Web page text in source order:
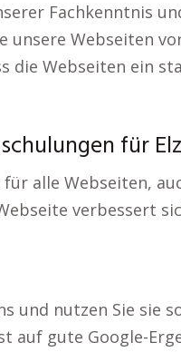
Fachkenntnis
unsere Webseiten
die Webseiten ein
für
alle Webseiten,
verbessert
und nutzen Sie sie
gute Google-